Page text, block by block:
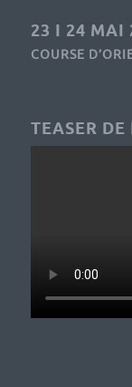
23 I 24 MAI
COURSE
TEASER